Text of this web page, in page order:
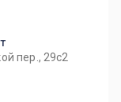
пер., 29с2